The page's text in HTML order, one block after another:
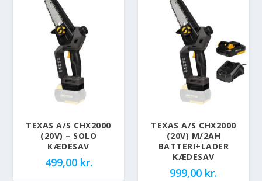
TEXAS A/S CHX2000
(20V) – SOLO
KÆDESAV
499,00 kr.
TEXAS A/S CHX2000
(20V) M/2AH
BATTERI+LADER
KÆDESAV
999,00 kr.